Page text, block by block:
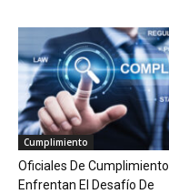
Cumplimiento
Oficiales De Cumplimiento
Enfrentan El Desafío De